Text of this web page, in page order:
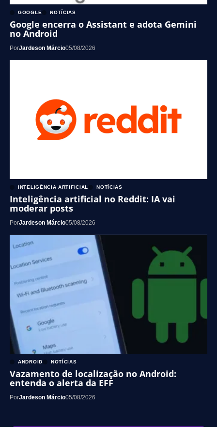
GOOGLE NOTÍCIAS
Google encerra o Assistant e adota Gemini
no Android
PorJardeson Márcio05/08/2026
INTELIGÊNCIA ARTIFICIAL NOTÍCIAS
Inteligência artificial no Reddit: IA vai
moderar posts
PorJardeson Márcio05/08/2026
ANDROID NOTÍCIAS
Vazamento de localização no Android:
entenda o alerta da EFF
PorJardeson Márcio05/08/2026